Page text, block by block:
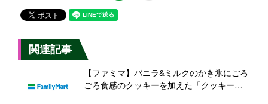
関連記事
【ファミマ】バニラ&ミルクのかき氷にごろ
ごろ食感のクッキーを加えた「クッキーバ